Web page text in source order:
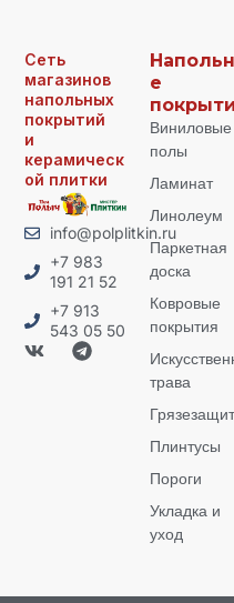
Сеть
магазинов
напольных
покрытий
и
керамическ
ой плитки
info@polplitkin.ru
+7 983
191 21 52
+7 913
543 05 50
е
Виниловые
полы
Ламинат
Линолеум
Паркетная
доска
Ковровые
покрытия
трава
Плинтусы
Пороги
Укладка и
уход